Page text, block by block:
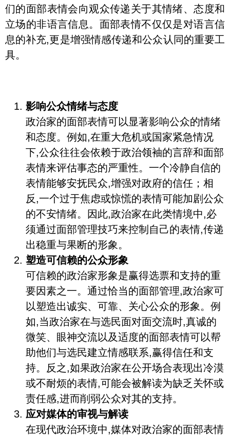
们的面部表情会向观众传递关于其情绪、态度和
立场的非语言信息。面部表情不仅仅是对语言信
息的补充,更是增强情感传递和公众认同的重要工
具。
影响公众情绪与态度
政治家的面部表情可以显著影响公众的情绪
和态度。例如,在重大危机或国家紧急情况
下,公众往往会依赖于政治领袖的言辞和面部
表情来评估事态的严重性。一个冷静自信的
表情能够安抚民众,增强对政府的信任；相
反,一个过于焦虑或惊慌的表情可能加剧公众
的不安情绪。因此,政治家在此类情境中,必
须通过面部管理技巧来控制自己的表情,传递
出稳重与果断的形象。
塑造可信赖的公众形象
可信赖的政治家形象是赢得选票和支持的重
要因素之一。通过恰当的面部管理,政治家可
以塑造出诚实、可靠、关心公众的形象。例
如,当政治家在与选民面对面交流时,真诚的
微笑、眼神交流以及适度的面部表情可以帮
助他们与选民建立情感联系,赢得信任和支
持。反之,如果政治家在公开场合表现出冷漠
或不耐烦的表情,可能会被解读为缺乏关怀或
责任感,进而削弱公众对其的支持。
应对媒体的审视与解读
在现代政治环境中,媒体对政治家的面部表情